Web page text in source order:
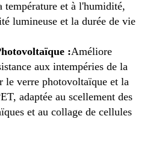
température et à l'humidité,
lumineuse et la durée de vie
:Améliore
aux intempéries de la
le verre photovoltaïque et la
adaptée au scellement des
et au collage de cellules